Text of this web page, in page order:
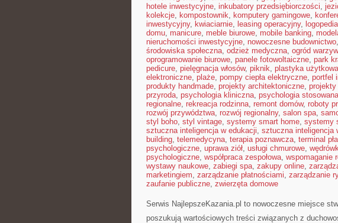
hotele inwestycyjne, inkubatory przedsiębiorczości,
kolekcje, kompostownik, komputery gamingowe,
inwestycyjny, kwiaciarnie, leasing operacyjny, logopedia
domu, manicure, meble biurowe, mobile banking,
nieruchomości inwestycyjne, nowoczesne budownictwo,
środowiska społeczna, odzież medyczna, ogród
oprogramowanie biurowe, panele fotowoltaiczne, park
pedicure, pielęgnacja włosów, piknik, plastyka użytkowa
elektroniczne, plaże, pompy ciepła elektryczne, portfel
produkty handmade, projekty architektoniczne, projekty
przyroda, psychologia kliniczna, psychologia stosowana
regionalne, rekreacja rodzinna, remont domów, roboty
rozwój przywództwa, rozwój regionalny, salon spa,
styl boho, styl vintage, systemy smart home, systemy
sztuczna inteligencja w edukacji, sztuczna inteligencja
building, telemedycyna, terapia poznawcza, terminal
psychologiczne, uprawa ziół, usługi chmurowe,
psychologiczne, współpraca zespołowa, wspomaganie
wystawy naukowe, zabiegi spa, zakupy online,
marketingiem, zarządzanie płatnościami, zarządzanie
zaufanie publiczne, zwierzęta domowe
Serwis NajlepszeKazania.pl to nowoczesne miejsce
poszukują wartościowych treści związanych z